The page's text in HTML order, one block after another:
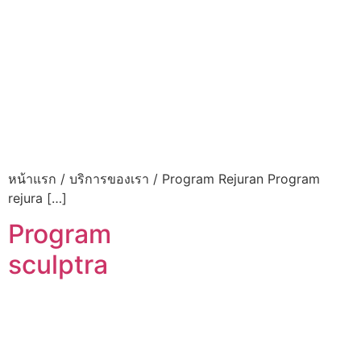
หน้าแรก / บริการของเรา / Program Rejuran Program
rejura […]
Program
sculptra